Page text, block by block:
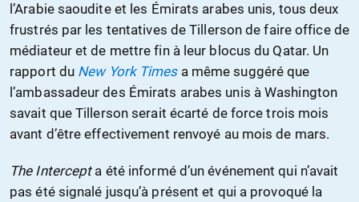
l’Arabie saoudite et les Émirats arabes unis, tous deux
frustrés par les tentatives de Tillerson de faire office de
médiateur et de mettre fin à leur blocus du Qatar. Un
rapport du New York Timesa même suggéré que
l’ambassadeur des Émirats arabes unis à Washington
savait que Tillerson serait écarté de force trois mois
avant d’être effectivement renvoyé au mois de mars.
The Intercepta été informé d’un événement qui n’avait
pas été signalé jusqu’à présent et qui a provoqué la